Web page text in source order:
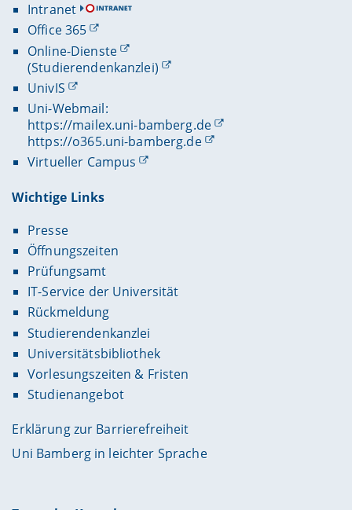
Intranet
Office 365
Online-Dienste
(Studierendenkanzlei)
UnivIS
Uni-Webmail:
https://mailex.uni-bamberg.de
https://o365.uni-bamberg.de
Virtueller Campus
Wichtige Links
Presse
Öffnungszeiten
Prüfungsamt
IT-Service der Universität
Rückmeldung
Studierendenkanzlei
Universitätsbibliothek
Vorlesungszeiten & Fristen
Studienangebot
Erklärung zur Barrierefreiheit
Uni Bamberg in leichter Sprache